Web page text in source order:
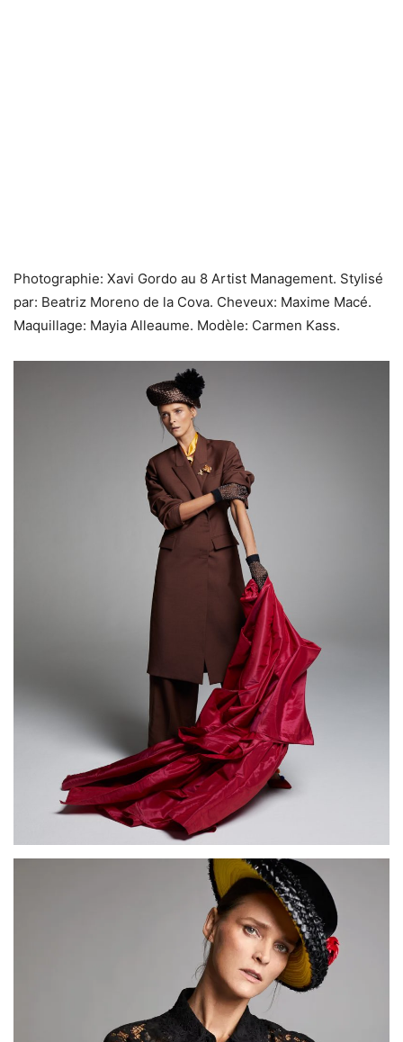
Photographie: Xavi Gordo au 8 Artist Management. Stylisé
par: Beatriz Moreno de la Cova. Cheveux: Maxime Macé.
Maquillage: Mayia Alleaume. Modèle: Carmen Kass.